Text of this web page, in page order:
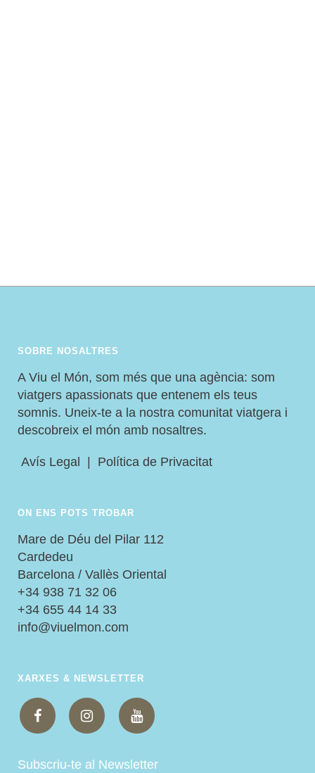
SOBRE NOSALTRES
A Viu el Món, som més que una agència: som
viatgers apassionats que entenem els teus
somnis. Uneix-te a la nostra comunitat viatgera i
descobreix el món amb nosaltres.
Avís Legal | Política de Privacitat
ON ENS POTS TROBAR
Mare de Déu del Pilar 112
Cardedeu
Barcelona / Vallès Oriental
+34 938 71 32 06
+34 655 44 14 33
info@viuelmon.com
XARXES & NEWSLETTER
Subscriu-te al Newsletter